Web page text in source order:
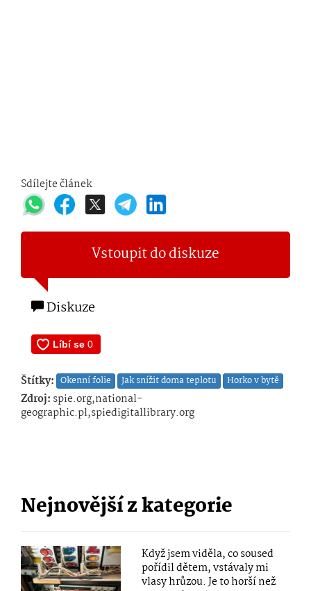
Sdílejte článek
Vstoupit do diskuze
Diskuze
Štítky: Okenní folie Jak snížit doma teplotu Horko v bytě
Zdroj: spie.org,national-
geographic.pl,spiedigitallibrary.org
Nejnovější z kategorie
Když jsem viděla, co soused
pořídil dětem, vstávaly mi
vlasy hrůzou. Je to horší než